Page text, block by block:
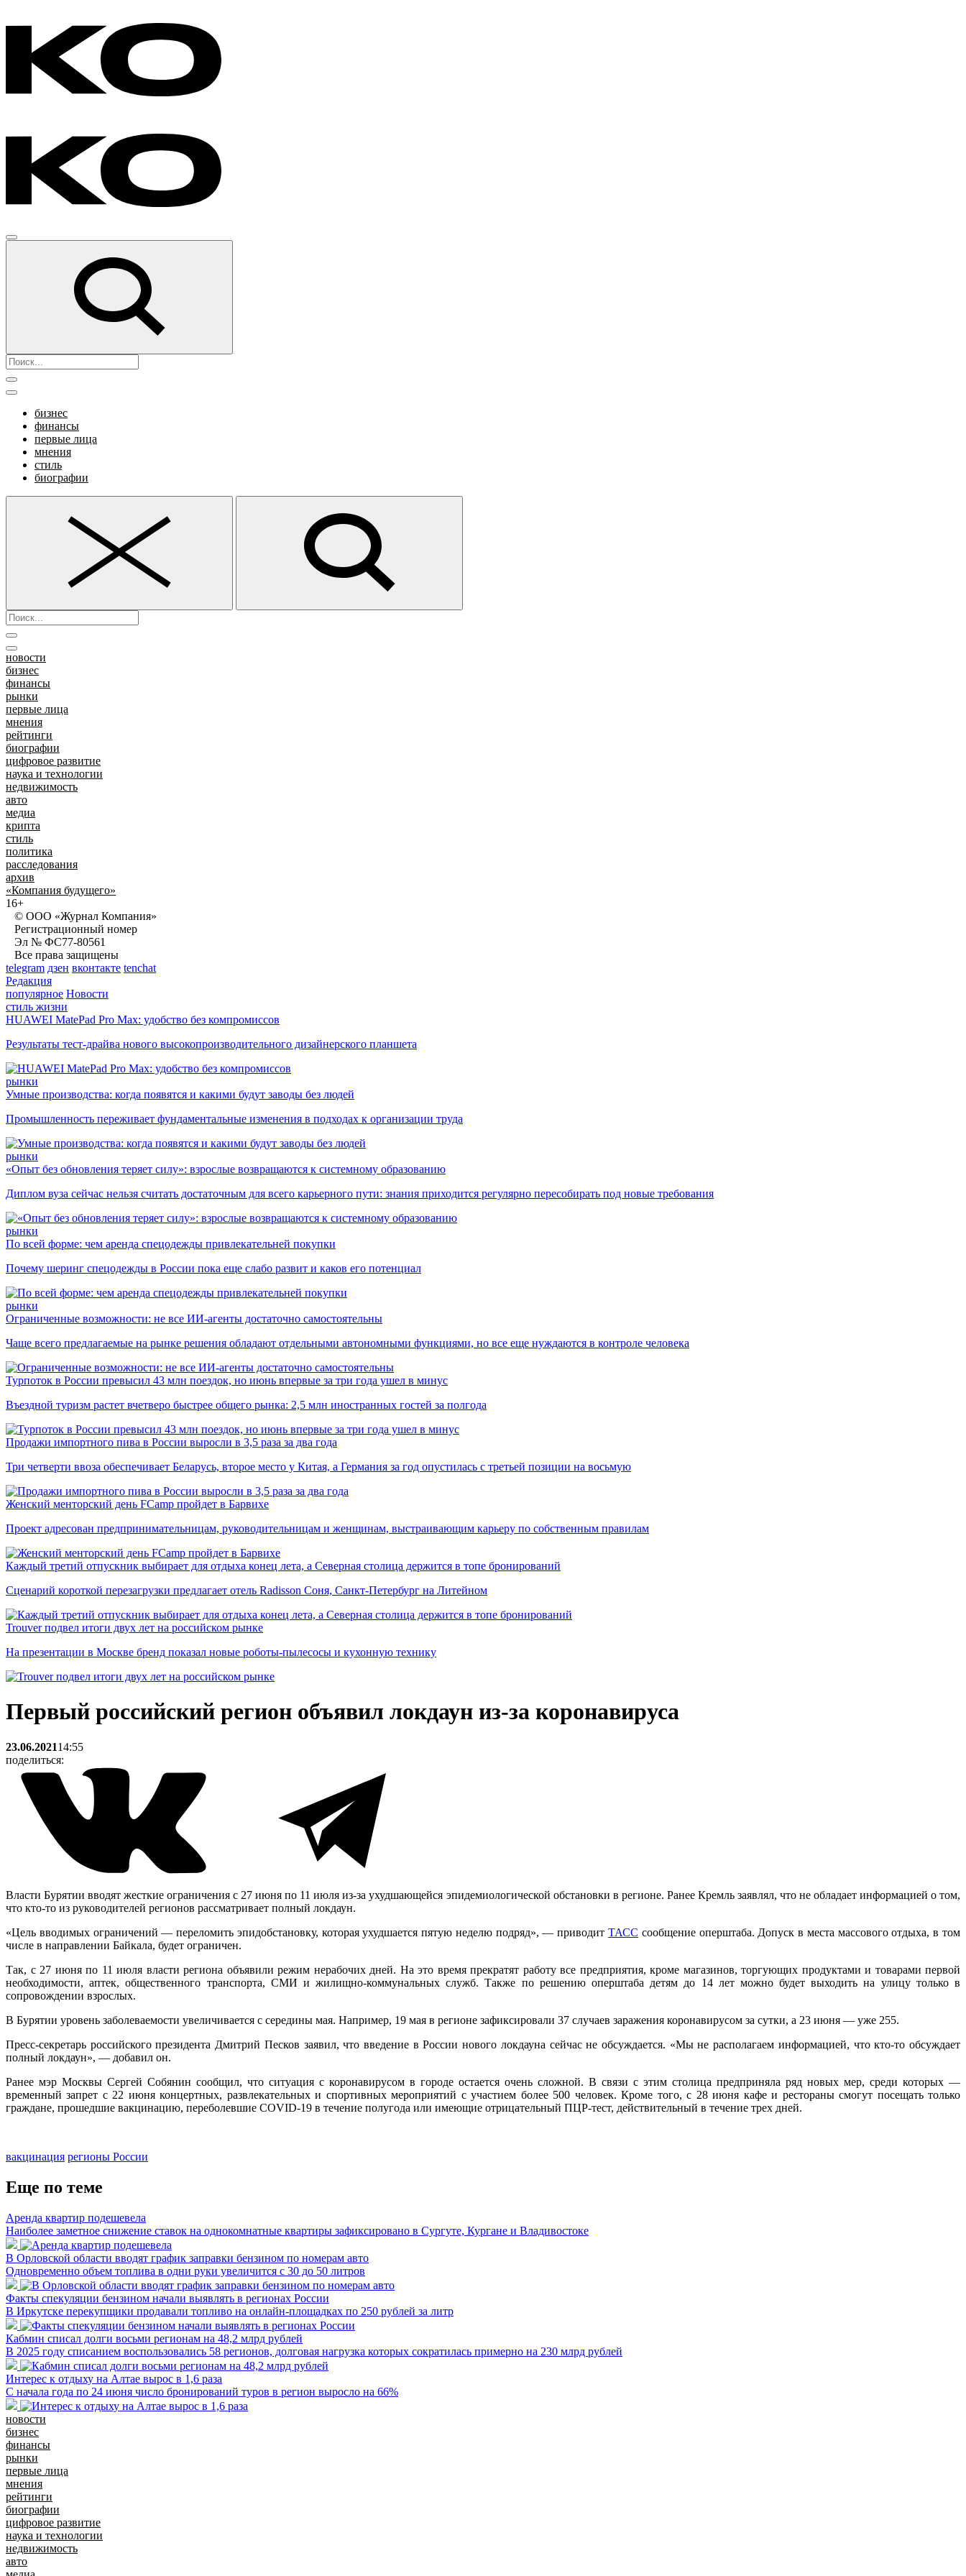
бизнес
финансы
первые лица
мнения
стиль
биографии
новости
бизнес
финансы
рынки
первые лица
мнения
рейтинги
биографии
цифровое развитие
наука и технологии
недвижимость
авто
медиа
крипта
стиль
политика
расследования
архив
«Компания будущего»
16+
© ООО «Журнал Компания»
Регистрационный номер
Эл № ФС77-80561
Все права защищены
telegram дзен вконтакте tenchat
Редакция
популярное Новости
стиль жизни
HUAWEI MatePad Pro Max: удобство без компромиссов
Результаты тест-драйва нового высокопроизводительного дизайнерского планшета
рынки
Умные производства: когда появятся и какими будут заводы без людей
Промышленность переживает фундаментальные изменения в подходах к организации труда
рынки
«Опыт без обновления теряет силу»: взрослые возвращаются к системному образованию
Диплом вуза сейчас нельзя считать достаточным для всего карьерного пути: знания приходится регулярно пересобирать под новые требования
рынки
По всей форме: чем аренда спецодежды привлекательней покупки
Почему шеринг спецодежды в России пока еще слабо развит и каков его потенциал
рынки
Ограниченные возможности: не все ИИ-агенты достаточно самостоятельны
Чаще всего предлагаемые на рынке решения обладают отдельными автономными функциями, но все еще нуждаются в контроле человека
Турпоток в России превысил 43 млн поездок, но июнь впервые за три года ушел в минус
Въездной туризм растет вчетверо быстрее общего рынка: 2,5 млн иностранных гостей за полгода
Продажи импортного пива в России выросли в 3,5 раза за два года
Три четверти ввоза обеспечивает Беларусь, второе место у Китая, а Германия за год опустилась с третьей позиции на восьмую
Женский менторский день FCamp пройдет в Барвихе
Проект адресован предпринимательницам, руководительницам и женщинам, выстраивающим карьеру по собственным правилам
Каждый третий отпускник выбирает для отдыха конец лета, а Северная столица держится в топе бронирований
Сценарий короткой перезагрузки предлагает отель Radisson Соня, Санкт-Петербург на Литейном
Trouver подвел итоги двух лет на российском рынке
На презентации в Москве бренд показал новые роботы-пылесосы и кухонную технику
Первый российский регион объявил локдаун из-за коронавируса
23.06.202114:55
поделиться:
Власти Бурятии вводят жесткие ограничения с 27 июня по 11 июля из-за ухудшающейся эпидемиологической обстановки в регионе. Ранее Кремль заявлял, что не обладает информацией о том,
что кто-то из руководителей регионов рассматривает полный локдаун.
«Цель вводимых ограничений — переломить эпидобстановку, которая ухудшается пятую неделю подряд», — приводитТАСС сообщение оперштаба. Допуск в места массового отдыха, в том
числе в направлении Байкала, будет ограничен.
Так, с 27 июня по 11 июля власти региона объявили режим нерабочих дней. На это время прекратят работу все предприятия, кроме магазинов, торгующих продуктами и товарами первой
необходимости, аптек, общественного транспорта, СМИ и жилищно-коммунальных служб. Также по решению оперштаба детям до 14 лет можно будет выходить на улицу только в
сопровождении взрослых.
В Бурятии уровень заболеваемости увеличивается с середины мая. Например, 19 мая в регионе зафиксировали 37 случаев заражения коронавирусом за сутки, а 23 июня — уже 255.
Пресс-секретарь российского президента Дмитрий Песков заявил, что введение в России нового локдауна сейчас не обсуждается. «Мы не располагаем информацией, что кто-то обсуждает
полный локдаун», — добавил он.
Ранее мэр Москвы Сергей Собянин сообщил, что ситуация с коронавирусом в городе остается очень сложной. В связи с этим столица предприняла ряд новых мер, среди которых —
временный запрет с 22 июня концертных, развлекательных и спортивных мероприятий с участием более 500 человек. Кроме того, с 28 июня кафе и рестораны смогут посещать только
граждане, прошедшие вакцинацию, переболевшие COVID-19 в течение полугода или имеющие отрицательный ПЦР-тест, действительный в течение трех дней.
вакцинация регионы России
Еще по теме
Аренда квартир подешевела
Наиболее заметное снижение ставок на однокомнатные квартиры зафиксировано в Сургуте, Кургане и Владивостоке
В Орловской области вводят график заправки бензином по номерам авто
Одновременно объем топлива в одни руки увеличится с 30 до 50 литров
Факты спекуляции бензином начали выявлять в регионах России
В Иркутске перекупщики продавали топливо на онлайн-площадках по 250 рублей за литр
Кабмин списал долги восьми регионам на 48,2 млрд рублей
В 2025 году списанием воспользовались 58 регионов, долговая нагрузка которых сократилась примерно на 230 млрд рублей
Интерес к отдыху на Алтае вырос в 1,6 раза
С начала года по 24 июня число бронирований туров в регион выросло на 66%
новости
бизнес
финансы
рынки
первые лица
мнения
рейтинги
биографии
цифровое развитие
наука и технологии
недвижимость
авто